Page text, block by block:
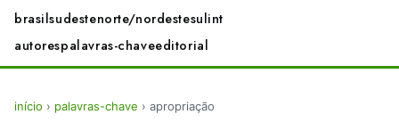
brasilsudestenorte/nordestesulint
autorespalavras-chaveeditorial
início › palavras-chave › apropriação